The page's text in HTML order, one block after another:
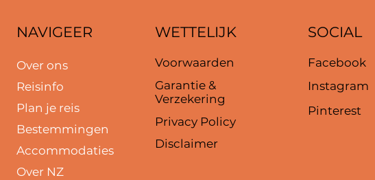
NAVIGEER
Over ons
Reisinfo
Plan je reis
Bestemmingen
Accommodaties
Over NZ
WETTELIJK
Voorwaarden
Garantie &
Verzekering
Privacy Policy
Disclaimer
SOCIAL
Facebook
Instagram
Pinterest